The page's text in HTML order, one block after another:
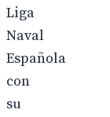
Liga
Naval
Española
con
su